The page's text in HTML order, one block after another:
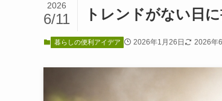
トレンドがない日
2026
6/11
暮らしの便利アイデア 2026年1月26日 2026年